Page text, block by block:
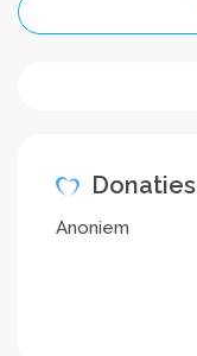
Donaties
Anoniem